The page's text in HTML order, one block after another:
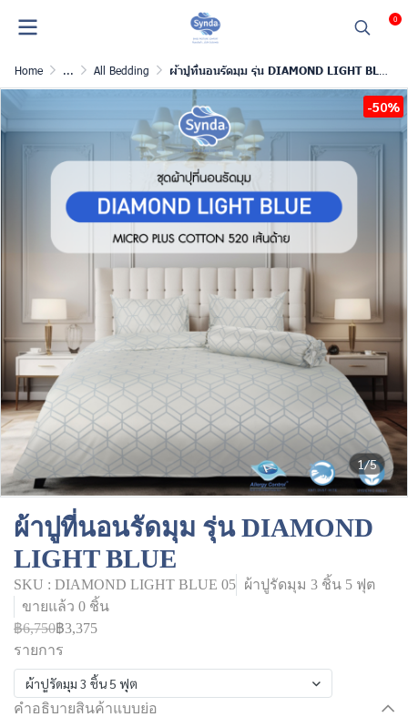
0
Home ... All Bedding ผ้าปูที่นอนรัดมุม รุ่น DIAMOND LIGHT BLUE
1/5
-50%
ผ้าปูที่นอนรัดมุม รุ่น DIAMOND
LIGHT BLUE
SKU : DIAMOND LIGHT BLUE 05 ผ้าปูรัดมุม 3 ชิ้น 5 ฟุต
ขายแล้ว 0 ชิ้น
฿6,750฿3,375
รายการ
ผ้าปูรัดมุม 3 ชิ้น 5 ฟุต
คำอธิบายสินค้าแบบย่อ